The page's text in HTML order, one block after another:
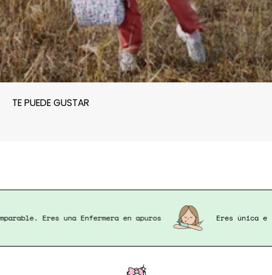
TE PUEDE GUSTAR
imparable. Eres una Enfermera en apuros Eres